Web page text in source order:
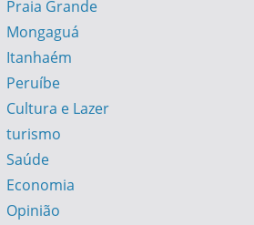
Praia Grande
Mongaguá
Itanhaém
Peruíbe
Cultura e Lazer
turismo
Saúde
Economia
Opinião